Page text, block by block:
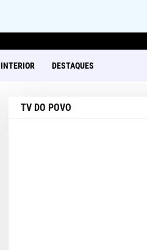
INTERIOR DESTAQUES
TV DO POVO